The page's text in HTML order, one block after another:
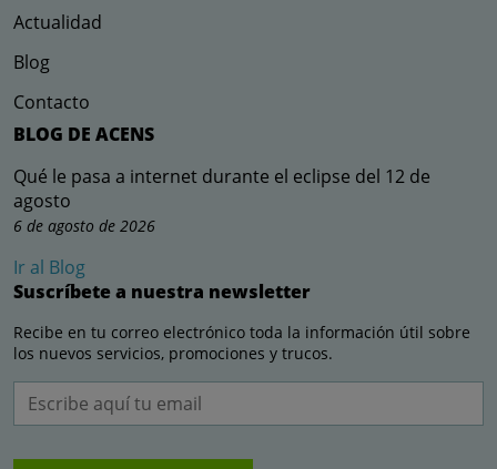
Actualidad
Blog
Contacto
BLOG DE ACENS
Qué le pasa a internet durante el eclipse del 12 de
agosto
6 de agosto de 2026
Ir al Blog
Suscríbete a nuestra newsletter
Recibe en tu correo electrónico toda la información útil sobre
los nuevos servicios, promociones y trucos.